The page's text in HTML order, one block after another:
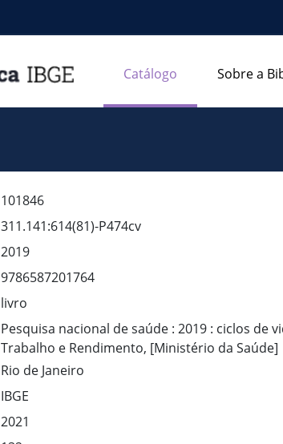
Catálogo Sobre a
101846
311.141:614(81)-P474cv
2019
9786587201764
livro
Pesquisa nacional de saúde : 2019 : ciclos de
Trabalho e Rendimento, [Ministério da Saúde]
Rio de Janeiro
IBGE
2021